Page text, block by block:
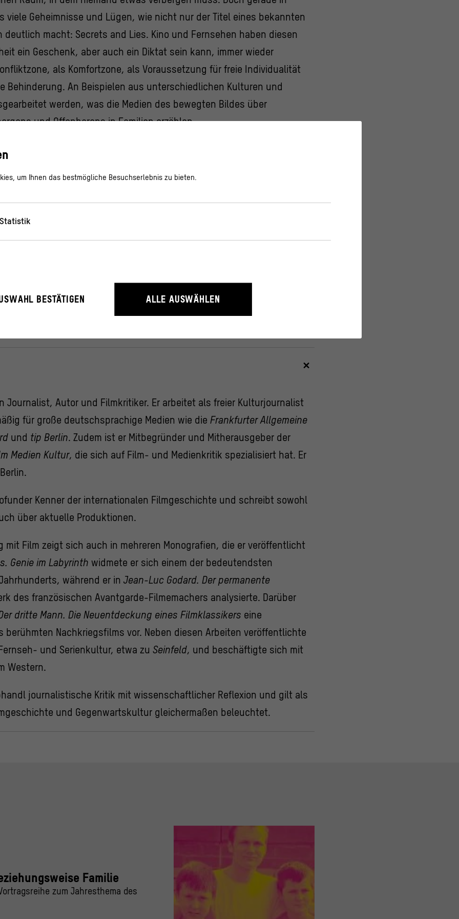
viele Geheimnisse und Lügen, wie nicht nur der Titel eines bekannten
deutlich macht: Secrets and Lies. Kino und Fernsehen haben diesen
ein Geschenk, aber auch ein Diktat sein kann, immer wieder
als Komfortzone, als Voraussetzung für freie Individualität
Behinderung. An Beispielen aus unterschiedlichen Kulturen und
werden, was die Medien des bewegten Bildes über
und Offenbarens in Familien erzählen
im Rahmen einer Kooperation des Institutionsverbunds im Humboldt
Journalist, Autor und Filmkritiker. Er arbeitet als freier Kulturjournalist
für große deutschsprachige Medien wie die Frankfurter Allgemeine
und tip Berlin. Zudem ist er Mitbegründer und Mitherausgeber der
Medien Kultur, die sich auf Film- und Medienkritik spezialisiert hat. Er
Kenner der internationalen Filmgeschichte und schreibt sowohl
über aktuelle Produktionen.
mit Film zeigt sich auch in mehreren Monografien, die er veröffentlicht
Genie im Labyrinth widmete er sich einem der bedeutendsten
während er in Jean-Luc Godard. Der permanente
des französischen Avantgarde-Filmemachers analysierte. Darüber
dritte Mann. Die Neuentdeckung eines Filmklassikers eine
berühmten Nachkriegsfilms vor. Neben diesen Arbeiten veröffentlichte
und Serienkultur, etwa zu Seinfeld, und beschäftigte sich mit
Western.
journalistische Kritik mit wissenschaftlicher Reflexion und gilt als
und Gegenwartskultur gleichermaßen beleuchtet.
Familie
zum Jahresthema des
um Ihnen das bestmögliche Besuchserlebnis zu bieten.
Statistik
der Webseite unbedingt notwendig, weil sie grundlegende Funktionen wie die Navigation und
BESTÄTIGEN ALLE AUSWÄHLEN